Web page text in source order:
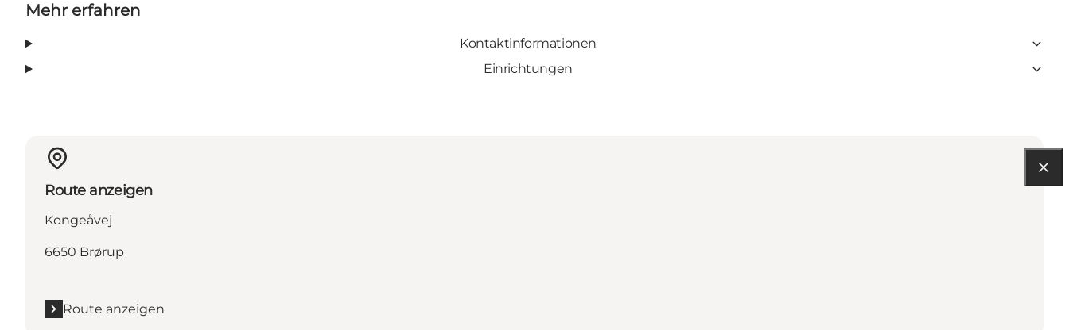
Mehr erfahren
Kontaktinformationen
Einrichtungen
Route anzeigen
Kongeåvej
6650 Brørup
Route anzeigen